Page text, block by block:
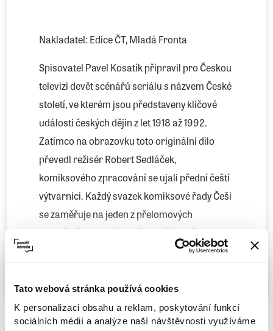
Tato webová stránka používá cookies
K personalizaci obsahu a reklam, poskytování funkcí
sociálních médií a analýze naší návštěvnosti využíváme
Nakladatel: Edice ČT, Mladá Fronta
Spisovatel Pavel Kosatík připravil pro Českou
televizi devět scénářů seriálu s názvem České
století, ve kterém jsou představeny klíčové
události českých dějin z let 1918 až 1992.
Zatímco na obrazovku toto originální dílo
převedl režisér Robert Sedláček,
komiksového zpracování se ujali přední čeští
výtvarníci. Každý svazek komiksové řady Češi
se zaměřuje na jeden z přelomových
okamžiků moderních dějin naší země.
Základní myšlenkou celého projektu je, že za
především konkrétní osobnosti.
Cílem autora a výtvarníků není rekonstruovat
historii nebo vykládat dějiny; namísto toho